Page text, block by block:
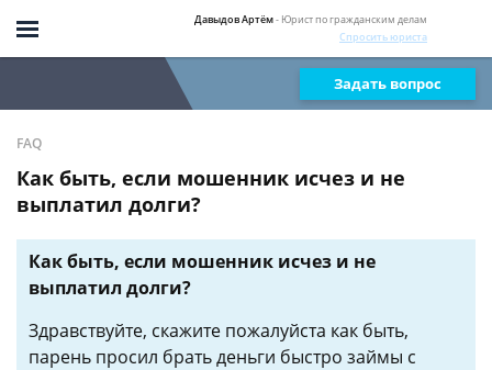
Давыдов Артём- Юрист по гражданским делам
Спросить юриста
Задать вопрос
FAQ
Как быть, если мошенник исчез и не
выплатил долги?
Как быть, если мошенник исчез и не
выплатил долги?
Здравствуйте, скажите пожалуйста как быть,
парень просил брать деньги быстро займы с